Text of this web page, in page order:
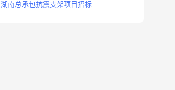
湖南总承包抗震支架项目招标